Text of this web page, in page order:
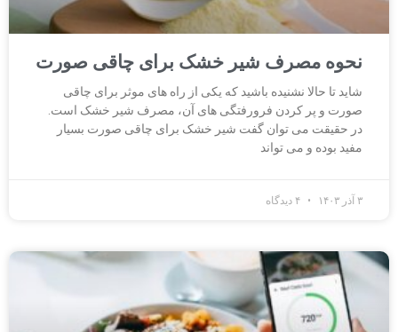
نحوه مصرف شیر خشک برای چاقی صورت
شاید تا حالا نشنیده باشید که یکی از راه های موثر برای چاقی
صورت و پر کردن فرورفتگی های آن، مصرف شیر خشک است.
در حقیقت می توان گفت شیر خشک برای چاقی صورت بسیار
مفید بوده و می تواند
۳ آذر ۱۴۰۳